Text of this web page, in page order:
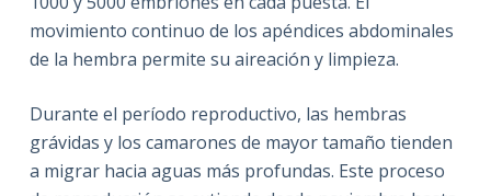
movimiento continuo de los apéndices abdominales
de la hembra permite su aireación y limpieza.
Durante el período reproductivo, las hembras
grávidas y los camarones de mayor tamaño tienden
a migrar hacia aguas más profundas. Este proceso